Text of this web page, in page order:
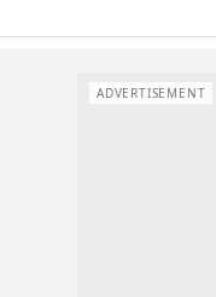
ADVERTISEMENT